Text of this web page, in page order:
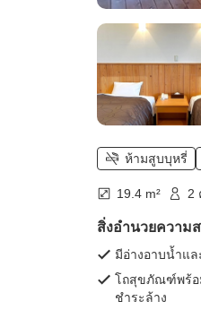
ห้ามสูบบุหรี่
19.4 m² 2
สิ่งอำนวยความ
มีอ่างอาบน้ำแ
โถสุขภัณฑ์พร้อ
ชำระล้าง